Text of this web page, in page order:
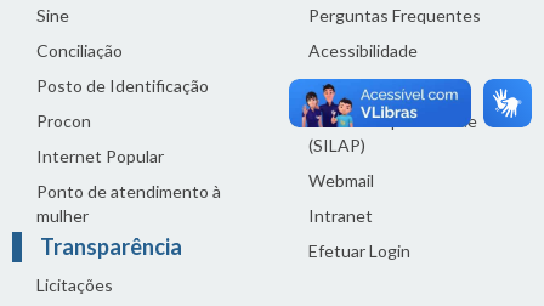
Sine
Conciliação
Posto de Identificação
Procon
Internet Popular
Ponto de atendimento à
mulher
Transparência
Licitações
Perguntas Frequentes
Acessibilidade
Termos de uso
Política de privacidade
(SILAP)
Webmail
Intranet
Efetuar Login